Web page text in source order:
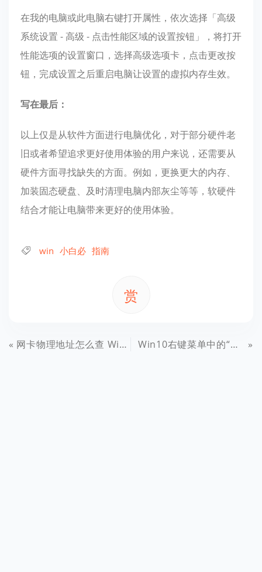
在我的电脑或此电脑右键打开属性，依次选择「高级
系统设置 - 高级 - 点击性能区域的设置按钮」，将打开
性能选项的设置窗口，选择高级选项卡，点击更改按
钮，完成设置之后重启电脑让设置的虚拟内存生效。
写在最后：
以上仅是从软件方面进行电脑优化，对于部分硬件老
旧或者希望追求更好使用体验的用户来说，还需要从
硬件方面寻找缺失的方面。例如，更换更大的内存、
加装固态硬盘、及时清理电脑内部灰尘等等，软硬件
结合才能让电脑带来更好的使用体验。
win 小白必 指南
赏
网卡物理地址怎么查 Win10修改网卡Mac物理地址方法 Win10右键菜单中的“播放到设备”怎么删除？